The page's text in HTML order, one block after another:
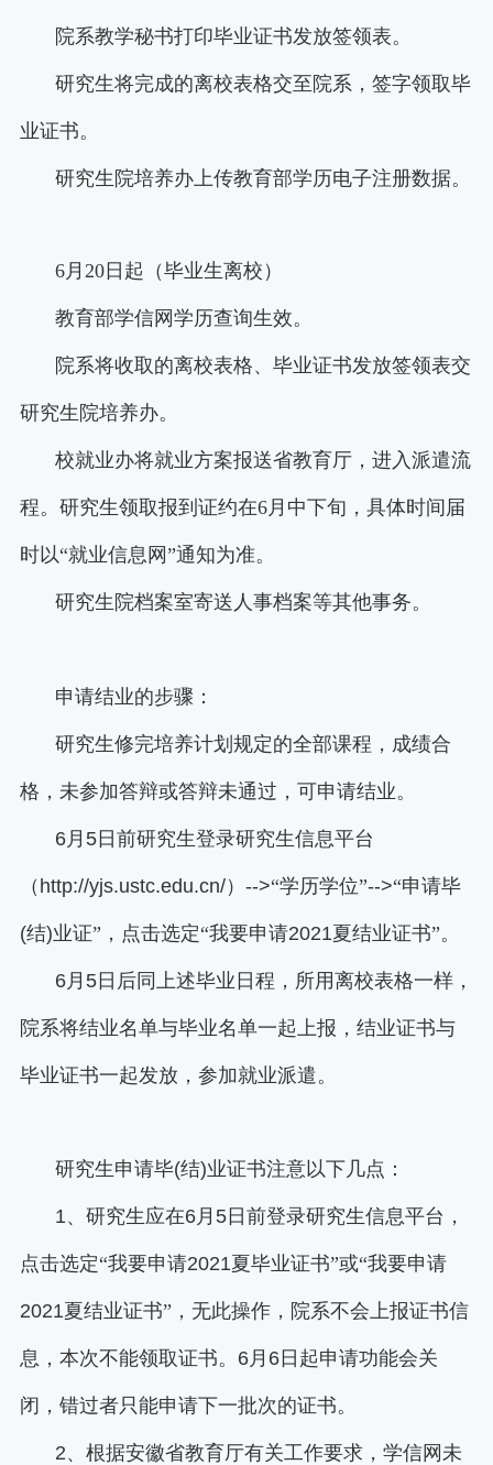
院系教学秘书打印毕业证书发放签领表。
研究生将完成的离校表格交至院系，签字领取毕
业证书。
研究生院培养办上传教育部学历电子注册数据。
6月20日起（毕业生离校）
教育部学信网学历查询生效。
院系将收取的离校表格、毕业证书发放签领表交
研究生院培养办。
校就业办将就业方案报送省教育厅，进入派遣流
程。研究生领取报到证约在6月中下旬，具体时间届
时以“就业信息网”通知为准。
研究生院档案室寄送人事档案等其他事务。
申请结业的步骤：
研究生修完培养计划规定的全部课程，成绩合
格，未参加答辩或答辩未通过，可申请结业。
6月 5日前研究生登录研究生信息平台
（ http://yjs.ustc.edu.cn/） -->“学历学位”-->“申请毕
(结)业证”，点击选定“我要申请2021夏结业证书”。
6月 5日后同上述毕业日程，所用离校表格一样，
院系将结业名单与毕业名单一起上报，结业证书与
毕业证书一起发放，参加就业派遣。
研究生申请毕(结)业证书注意以下几点：
1、研究生应在6月 5日前登录研究生信息平台，
点击选定“我要申请2021夏毕业证书”或“我要申请
2021夏结业证书”，无此操作，院系不会上报证书信
息，本次不能领取证书。 6月 6日起申请功能会关
闭，错过者只能申请下一批次的证书。
2、根据安徽省教育厅有关工作要求，学信网未